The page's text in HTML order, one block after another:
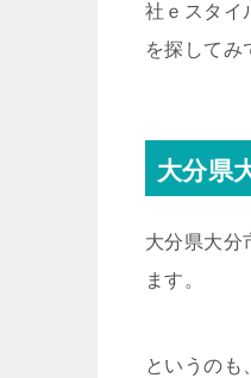
社ｅスタイ
を探してみ
大分県
大分県大分
ます。
というのも